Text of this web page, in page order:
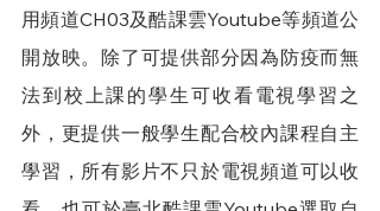
用頻道CH03及酷課雲Youtube等頻道公
開放映。除了可提供部分因為防疫而無
法到校上課的學生可收看電視學習之
外，更提供一般學生配合校內課程自主
學習，所有影片不只於電視頻道可以收